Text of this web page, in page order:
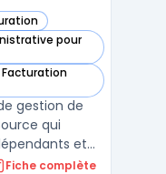
catégorie
pour
Facturation
gestion de
qui
et
une
Fiche complète